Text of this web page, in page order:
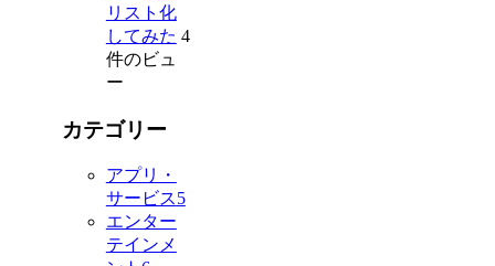
リスト化
してみた 4
件のビュ
ー
カテゴリー
アプリ・
サービス5
エンター
テインメ